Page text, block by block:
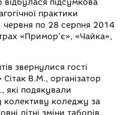
практики
по 28 серпня 2014
«Примор’є», «Чайка»,
звернулися гості
В.М., організатор
які подякували
колективу коледжу за
літні зміни таборів.